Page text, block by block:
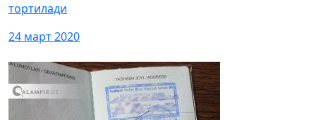
тортилади
24 март 2020